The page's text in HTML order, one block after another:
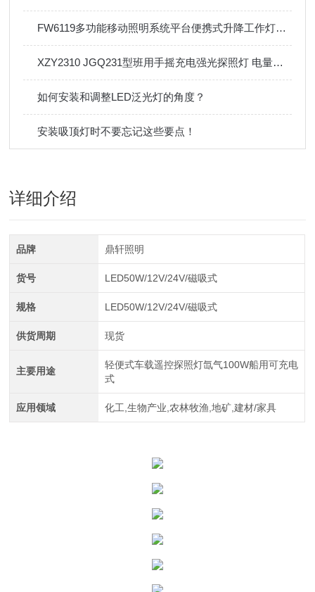
FW6119多功能移动照明系统平台便携式升降工作灯防汛应急移动灯
XZY2310 JGQ231型班用手摇充电强光探照灯 电量显示
如何安装和调整LED泛光灯的角度？
安装吸顶灯时不要忘记这些要点！
详细介绍
品牌 鼎轩照明
货号 LED50W/12V/24V/磁吸式
规格 LED50W/12V/24V/磁吸式
供货周期 现货
主要用途
轻便式车载遥控探照灯氙气100W船用可充电
式
应用领域 化工,生物产业,农林牧渔,地矿,建材/家具